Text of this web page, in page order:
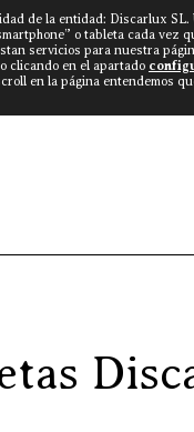
▼ CONTACTO
de la entidad: Discarlux SL.
o tableta cada vez
servicios para nuestra
clicando en el apartado
en la página entendemos